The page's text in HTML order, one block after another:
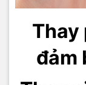
Thay
đảm